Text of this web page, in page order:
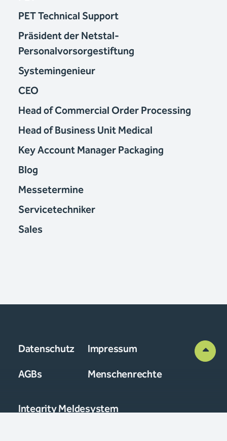
PET Technical Support
Präsident der Netstal-
Personalvorsorgestiftung
Systemingenieur
CEO
Head of Commercial Order Processing
Head of Business Unit Medical
Key Account Manager Packaging
Blog
Messetermine
Servicetechniker
Sales
Datenschutz
AGBs
Impressum
Menschenrechte
Integrity Meldesystem